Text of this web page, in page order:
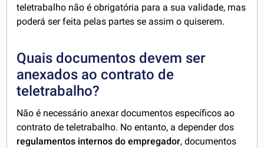
teletrabalho não é obrigatória para a sua validade, mas
poderá ser feita pelas partes se assim o quiserem.
Quais documentos devem ser
anexados ao contrato de
teletrabalho?
Não é necessário anexar documentos específicos ao
contrato de teletrabalho. No entanto, a depender dos
regulamentos internos do empregador, documentos